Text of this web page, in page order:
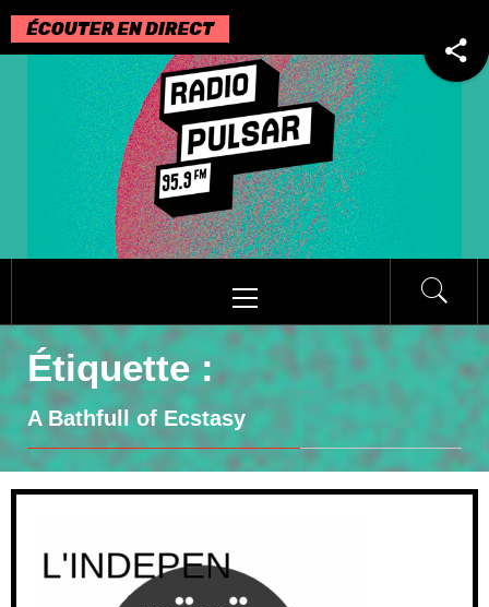
Passer
au
contenu
principal
Étiquette :
A Bathfull of Ecstasy